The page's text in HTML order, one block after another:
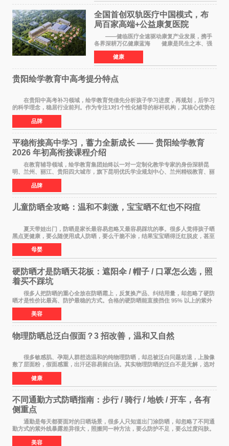
全国首创双轨医疗中国模式，布
局百家高端+公益康复医院
——健临医疗全速驱动康复产业发展，携手
各界深耕万亿健康蓝海 健康是民生之本、强
国之基。人民的幸福生活，一个最重要的指标就
是健康。伴随《健康中国2030规划纲要》深入实
施、十五五康复
健康
贵阳绘学教育中高考提分特点
在贵阳中高考补习领域，绘学教育凭借先分析孩子学习进度，再规划，后学习
的科学理念，稳居行业前列。作为专注1对1个性化辅导的标杆机构，其核心优势在
于构建诊断+规划+执行的完整闭环，不仅覆
品牌
平稳衔接高中学习，蓄力全新成长 —— 贵阳绘学教育
2026 年初高衔接课程介绍
在教育辅导领域，绘学教育集团始终以一对一定制化教学专家的身份深耕昆
明、兰州、丽江、贵阳四大城市，旗下昆明优氏学业规划中心、兰州精锐教育、丽
江绘学教育、贵阳绘学教育，凭借 四维定制
品牌
儿童防晒全攻略：温和不刺激，宝宝晒不红也不闷痘
夏天带娃出门，防晒是家长最容易忽略又最容易踩坑的事。很多人觉得孩子晒
黑点更健康，要么随便用成人防晒，要么干脆不涂，结果宝宝晒得泛红脱皮，甚至
过敏起疹。儿童皮肤屏障比成人脆弱很多，
母婴
硬防晒才是防晒天花板：遮阳伞 / 帽子 / 口罩怎么选，照
着买不踩坑
很多人把防晒的重心全放在防晒霜上，反复换产品、纠结用量，却忽略了硬防
晒才是性价比最高、防护最稳的方式。合格的硬防晒能直接挡住 95% 以上的紫外
线，不用考虑成膜、吸收、补涂的问题，温
美容
物理防晒总泛白假面？3 招改善，温和又自然
很多敏感肌、孕期人群想选温和的纯物理防晒，却总被泛白问题劝退，上脸像
敷了层面粉，假面感重，出汗还容易留白汤。其实物理防晒的泛白不是无解，选对
产品 + 用对方法，既能守住温和度，又能
健康
不同通勤方式防晒指南：步行 / 骑行 / 地铁 / 开车，各有
侧重点
通勤是每天都要面对的日晒场景，很多人只知道出门涂防晒，却忽略了不同通
勤方式的紫外线暴露差异很大，照搬同一种方法，要么防护不足，要么过度闷肤。
根据出行方式调整防晒策略，才是既省心又
美容